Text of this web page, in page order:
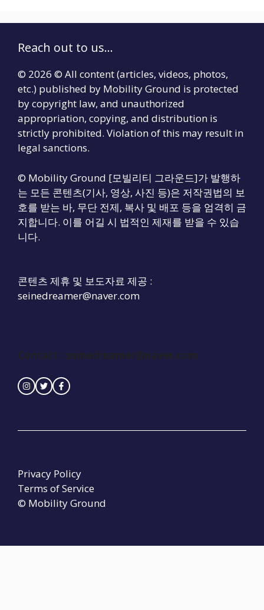
Reach out to us...
© 2026 © All content (articles, videos, photos,
etc.) published by Mobility Ground is protected
by copyright law, and unauthorized
appropriation, copying, and distribution is
strictly prohibited. Violation of this may result in
legal sanctions.
© Mobility Ground [모빌리티 그라운드]가 발행하
는 모든 콘텐츠(기사, 영상, 사진 등)은 저작권법의 보
호를 받는 바, 무단 전제, 복사 및 배포 등을 엄격히 금
지합니다. 이를 어길 시 법적인 제재를 받을 수 있습
니다.
콘텐츠 제휴 및 보도자료 제공 :
seinedreamer@naver.com
Contact : seinedreamer@naver.com
© Mobility Ground
Privacy Policy
Terms of Service